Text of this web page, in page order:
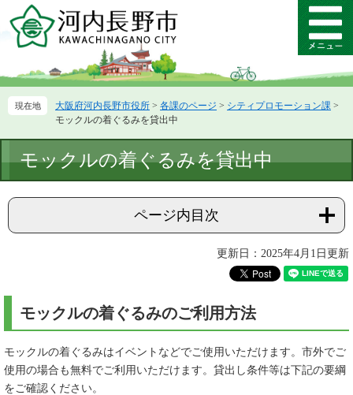
ー
先
ニ
を
て
メ
ニ
ー
大阪府河内長野市役所 > 各課のページ > シティプロモーション課 >
モックルの着ぐるみを貸出中
文
モックルの着ぐるみを貸出中
ページ内目次
更新日：2025年4月1日更新
モックルの着ぐるみのご利用方法
モックルの着ぐるみはイベントなどでご使用いただけます。市外でご
使用の場合も無料でご利用いただけます。貸出し条件等は下記の要綱
をご確認ください。